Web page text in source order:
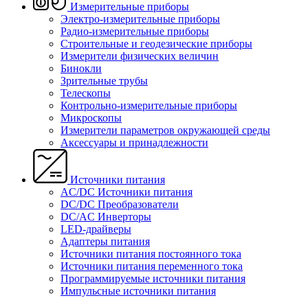
Измерительные приборы
Электро-измерительные приборы
Радио-измерительные приборы
Строительные и геодезические приборы
Измерители физических величин
Бинокли
Зрительные трубы
Телескопы
Контрольно-измерительные приборы
Микроскопы
Измерители параметров окружающей среды
Аксессуары и принадлежности
Источники питания
AC/DC Источники питания
DC/DC Преобразователи
DC/AC Инверторы
LED-драйверы
Адаптеры питания
Источники питания постоянного тока
Источники питания переменного тока
Программируемые источники питания
Импульсные источники питания